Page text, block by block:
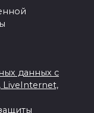
данных с
LiveInternet,